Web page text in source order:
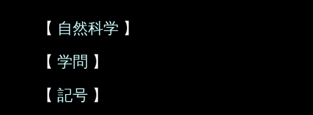
【 自然科学 】
【 学問 】
【 記号 】